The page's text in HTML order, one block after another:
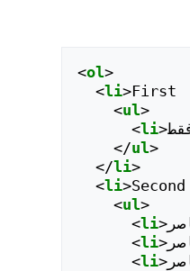
<ol>
<li>First
<ul>
<li>
</ul>
</li>
<li>Second
<ul>
<li>
<li>
<li>